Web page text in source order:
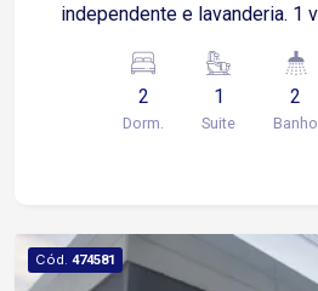
independente e lavanderia. 1 vaga para
2
Dorm.
1
Suite
2
Banho
Cód. 474581